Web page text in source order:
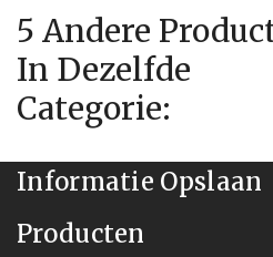
5 Andere
In Dezelfde
Categorie:
Informatie Opslaan
Producten